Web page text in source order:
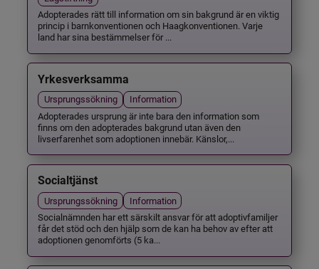
Adopterades rätt till information om sin bakgrund är en viktig
princip i barnkonventionen och Haagkonventionen. Varje
land har sina bestämmelser för ...
Yrkesverksamma
Ursprungssökning
Information
Adopterades ursprung är inte bara den information som
finns om den adopterades bakgrund utan även den
livserfarenhet som adoptionen innebär. Känslor,...
Socialtjänst
Ursprungssökning
Information
Socialnämnden har ett särskilt ansvar för att adoptivfamiljer
får det stöd och den hjälp som de kan ha behov av efter att
adoptionen genomförts (5 ka...